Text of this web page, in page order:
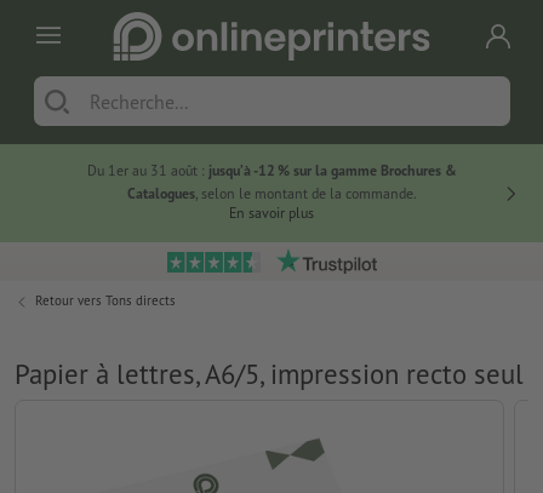
Du 1er au 31 août : jusqu’à -12 % sur la gamme Brochures &
Catalogues, selon le montant de la commande.
En savoir plus
Retour vers Tons directs
Papier à lettres, A6/5, impression recto seul